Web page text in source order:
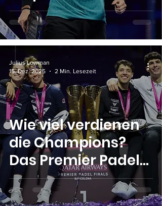
bekommen mehr
Ruhepausen“
Wie viel verdienen
die Champions?
Das Premier Padel
Tourfinale 2025 im
Überblick
Julius Lowman
15. Dez. 2025
2 Min. Lesezeit